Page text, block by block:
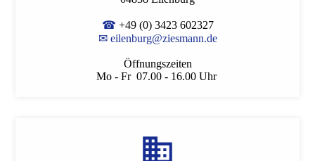
☎ +49 (0) 3423 602327
✉ eilenburg@ziesmann.de
Öffnungszeiten
Mo - Fr 07.00 - 16.00 Uhr